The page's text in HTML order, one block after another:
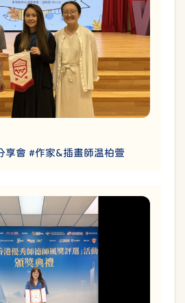
享會 #作家&插畫師温柏萱